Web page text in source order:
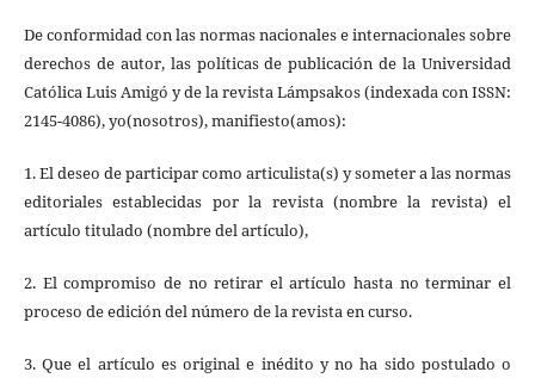
De conformidad con las normas nacionales e internacionales sobre
derechos de autor, las políticas de publicación de la Universidad
Católica Luis Amigó y de la revista Lámpsakos (indexada con ISSN:
2145-4086), yo(nosotros), manifiesto(amos):
1. El deseo de participar como articulista(s) y someter a las normas
editoriales establecidas por la revista (nombre la revista) el
artículo titulado (nombre del artículo),
2. El compromiso de no retirar el artículo hasta no terminar el
proceso de edición del número de la revista en curso.
3. Que el artículo es original e inédito y no ha sido postulado o